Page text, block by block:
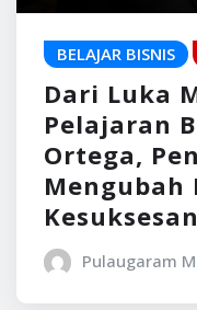
BELAJAR BISNIS
Dari Luka
Pelajaran
Ortega,
Mengubah
Kesuksesan
Pulaugaram